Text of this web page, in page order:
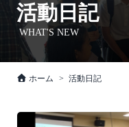
活動日記
WHAT'S NEW
ホーム 活動日記